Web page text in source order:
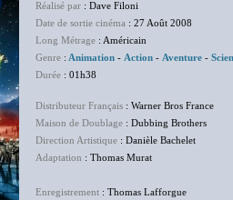
Réalisé par : Dave Filoni
Date de sortie cinéma : 27 Août 2008
Long Métrage : Américain
Genre : Animation - Action - Aventure -
Durée : 01h38
Distributeur Français : Warner Bros France
Maison de Doublage : Dubbing Brothers
Direction Artistique : Danièle Bachelet
Adaptation : Thomas Murat
Enregistrement : Thomas Lafforgue